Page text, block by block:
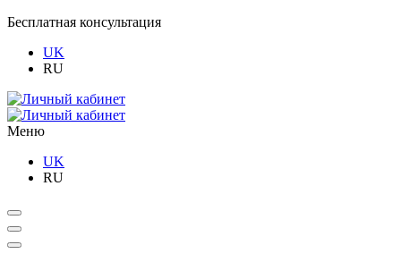
Бесплатная консультация
UK
RU
Меню
UK
RU